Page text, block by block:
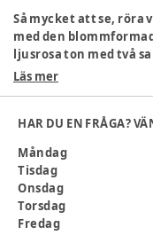
Så mycket att se, röra
med den
ljusrosa ton med två
mjuka leksaker.
jordgubben hjälper
färdigheter och
aktivitetstäcket med
Garden-kollektionen
lekmiljö.
Ålder:6-12 mån, 0-6 mån
Läs mer
HAR DU EN FRÅGA?
Måndag
Tisdag
Onsdag
Torsdag
Fredag